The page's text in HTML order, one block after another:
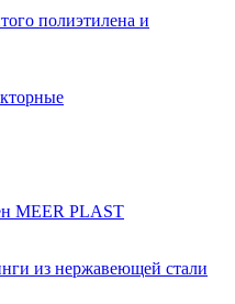
полиэтилена и
MEER PLAST
из нержавеющей стали